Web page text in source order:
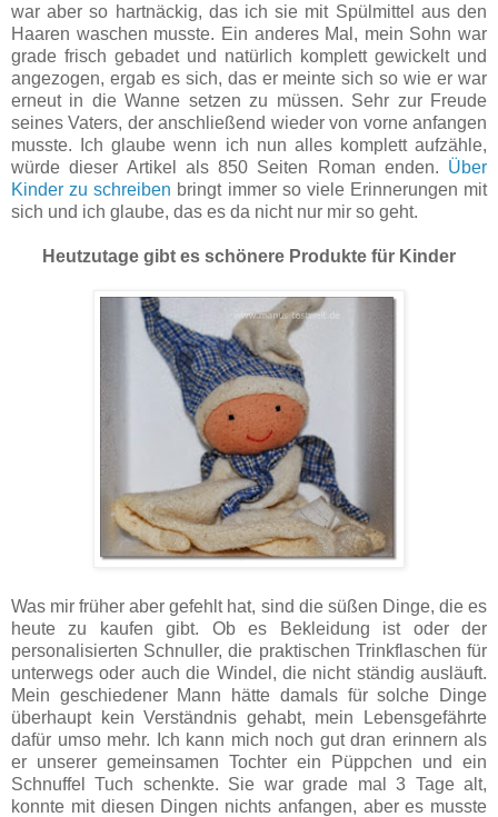
war aber so hartnäckig, das ich sie mit Spülmittel aus den
Haaren waschen musste. Ein anderes Mal, mein Sohn war
grade frisch gebadet und natürlich komplett gewickelt und
angezogen, ergab es sich, das er meinte sich so wie er war
erneut in die Wanne setzen zu müssen. Sehr zur Freude
seines Vaters, der anschließend wieder von vorne anfangen
musste. Ich glaube wenn ich nun alles komplett aufzähle,
würde dieser Artikel als 850 Seiten Roman enden. Über
Kinder zu schreiben bringt immer so viele Erinnerungen mit
sich und ich glaube, das es da nicht nur mir so geht.
Heutzutage gibt es schönere Produkte für Kinder
Was mir früher aber gefehlt hat, sind die süßen Dinge, die es
heute zu kaufen gibt. Ob es Bekleidung ist oder der
personalisierten Schnuller, die praktischen Trinkflaschen für
unterwegs oder auch die Windel, die nicht ständig ausläuft.
Mein geschiedener Mann hätte damals für solche Dinge
überhaupt kein Verständnis gehabt, mein Lebensgefährte
dafür umso mehr. Ich kann mich noch gut dran erinnern als
er unserer gemeinsamen Tochter ein Püppchen und ein
Schnuffel Tuch schenkte. Sie war grade mal 3 Tage alt,
konnte mit diesen Dingen nichts anfangen, aber es musste